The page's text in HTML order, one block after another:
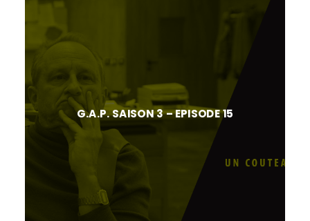
G.A.P. SAISON 3 – EPISODE 15